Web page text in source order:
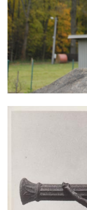
Kříž u domu čp.
Údajný kříž u
Kříž jižně od Bukolu
Kříž na návsi v
Centrální kříž
Kříž u silnice z
Kříž v ulici V Zátiší
Boží muka u domu
Hradčanech a
Kříž v centru Liběšic
Kříž na návsi v